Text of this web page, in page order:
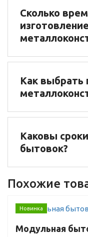
Сколько
изготовление
Как выбрать
Каковы
бытовок?
Похожие
Новинка
Модульная